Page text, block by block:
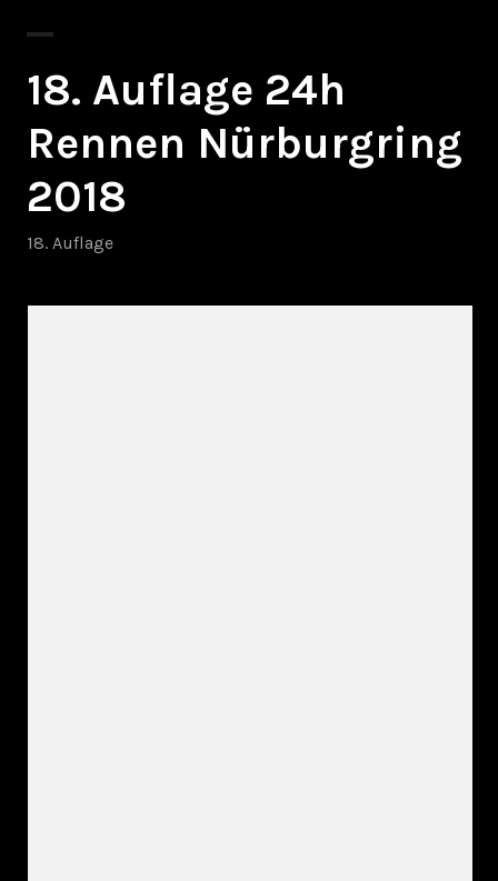
18. Auflage 24h
Rennen Nürburgring
2018
18. Auflage